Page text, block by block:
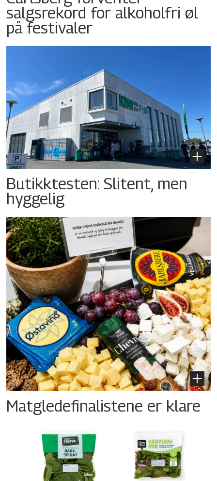
salgsrekord for alkoholfri øl
på festivaler
Butikktesten: Slitent, men
hyggelig
Matgledefinalistene er klare